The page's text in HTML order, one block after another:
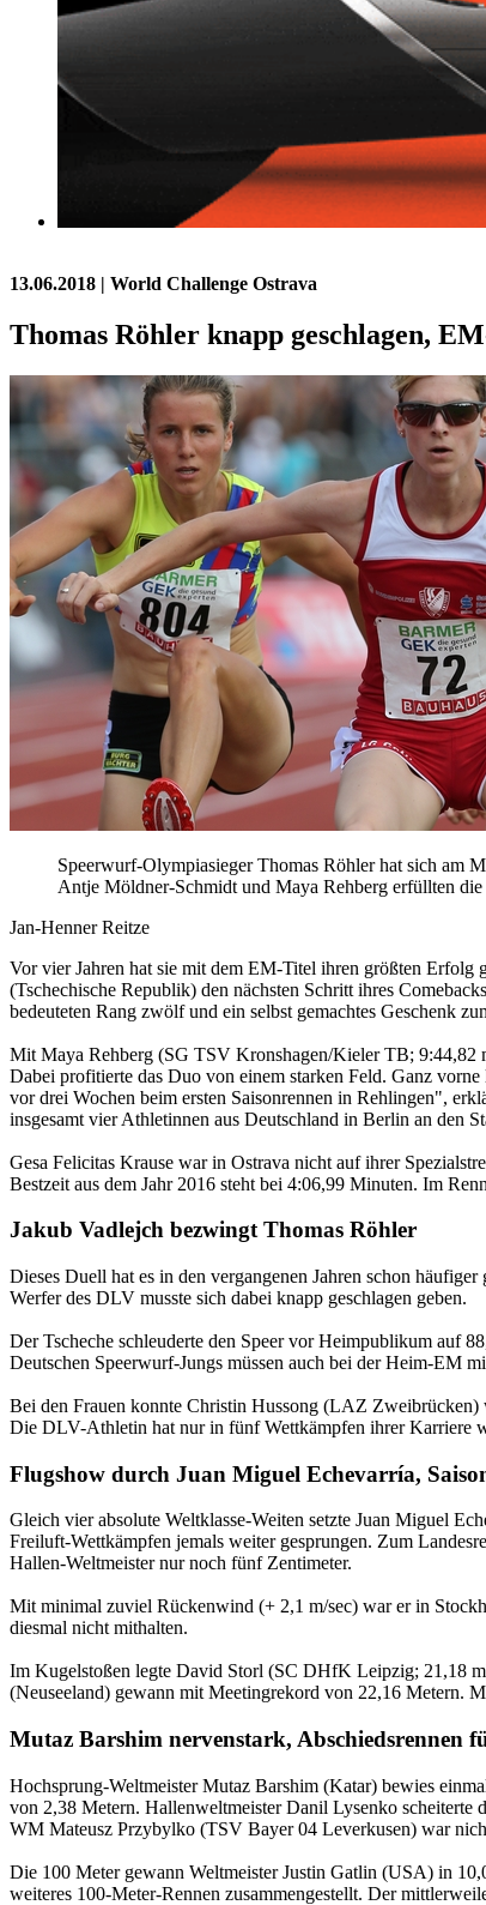
13.06.2018 | World Challenge Ostrava
Thomas Röhler knapp geschlagen,
Speerwurf-Olympiasieger Thomas Röhler hat sich am
Antje Möldner-Schmidt und Maya Rehberg erfüllten
Jan-Henner Reitze
Vor vier Jahren hat sie mit dem EM-Titel ihren größten
(Tschechische Republik) den nächsten Schritt ihres
bedeuteten Rang zwölf und ein selbst gemachtes Geschenk
Mit Maya Rehberg (SG TSV Kronshagen/Kieler TB; 9:44,82
Dabei profitierte das Duo von einem starken Feld. Ganz
vor drei Wochen beim ersten Saisonrennen in Rehlingen",
insgesamt vier Athletinnen aus Deutschland in Berlin an den
Gesa Felicitas Krause war in Ostrava nicht auf ihrer
Bestzeit aus dem Jahr 2016 steht bei 4:06,99 Minuten. Im
Jakub Vadlejch bezwingt Thomas Röhler
Dieses Duell hat es in den vergangenen Jahren schon
Werfer des DLV musste sich dabei knapp geschlagen geben.
Der Tscheche schleuderte den Speer vor Heimpublikum auf
Deutschen Speerwurf-Jungs müssen auch bei der Heim-EM
Bei den Frauen konnte Christin Hussong (LAZ
Die DLV-Athletin hat nur in fünf Wettkämpfen ihrer Karriere
Flugshow durch Juan Miguel Echevarría,
Gleich vier absolute Weltklasse-Weiten setzte Juan Miguel
Freiluft-Wettkämpfen jemals weiter gesprungen. Zum
Hallen-Weltmeister nur noch fünf Zentimeter.
Mit minimal zuviel Rückenwind (+ 2,1 m/sec) war er in
diesmal nicht mithalten.
Im Kugelstoßen legte David Storl (SC DHfK Leipzig; 21,18
(Neuseeland) gewann mit Meetingrekord von 22,16 Metern.
Mutaz Barshim nervenstark, Abschiedsrennen
Hochsprung-Weltmeister Mutaz Barshim (Katar) bewies
von 2,38 Metern. Hallenweltmeister Danil Lysenko scheiterte
WM Mateusz Przybylko (TSV Bayer 04 Leverkusen) war
Die 100 Meter gewann Weltmeister Justin Gatlin (USA) in
weiteres 100-Meter-Rennen zusammengestellt. Der